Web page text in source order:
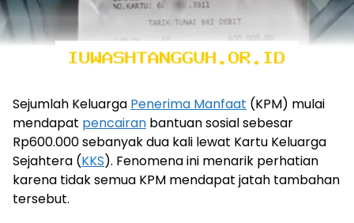
Sejumlah Keluarga Penerima Manfaat (KPM) mulai
mendapat pencairan bantuan sosial sebesar
Rp600.000 sebanyak dua kali lewat Kartu Keluarga
Sejahtera (KKS). Fenomena ini menarik perhatian
karena tidak semua KPM mendapat jatah tambahan
tersebut.